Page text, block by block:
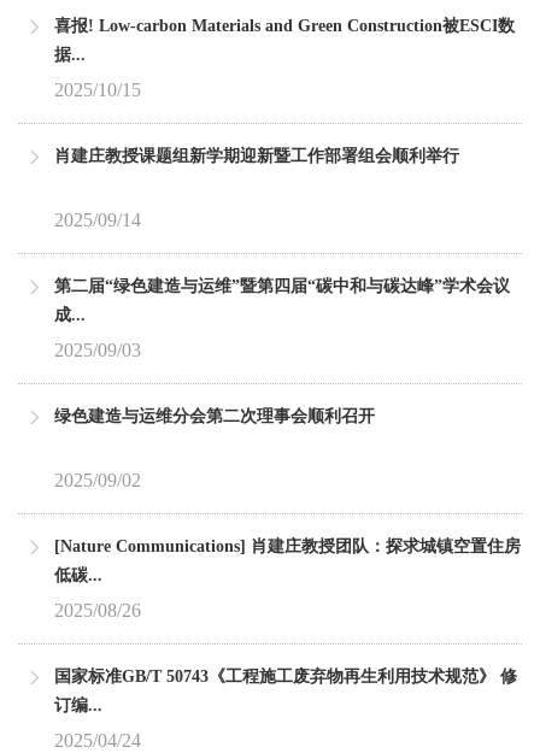
喜报! Low-carbon Materials and Green Construction被ESCI数
据...
2025/10/15
肖建庄教授课题组新学期迎新暨工作部署组会顺利举行
2025/09/14
第二届“绿色建造与运维”暨第四届“碳中和与碳达峰”学术会议
成...
2025/09/03
绿色建造与运维分会第二次理事会顺利召开
2025/09/02
[Nature Communications] 肖建庄教授团队：探求城镇空置住房
低碳...
2025/08/26
国家标准GB/T 50743《工程施工废弃物再生利用技术规范》 修
订编...
2025/04/24